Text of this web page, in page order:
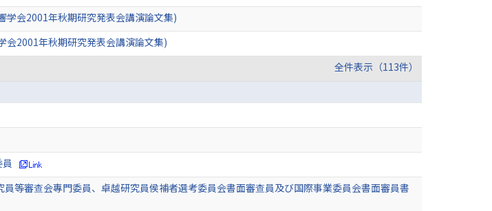
学会2001年秋期研究発表会講演論文集)
会2001年秋期研究発表会講演論文集)
全件表示（113件）
等審查会專門委員、卓越研究員侯補者選考委員会書面審查員及び国際事業委員会書面審員書